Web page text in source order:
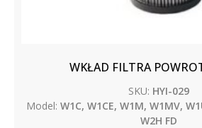
WKŁAD FILTRA
SKU: HYI-029
Model: W1C, W1CE, W1M, W1MV,
W2H FD